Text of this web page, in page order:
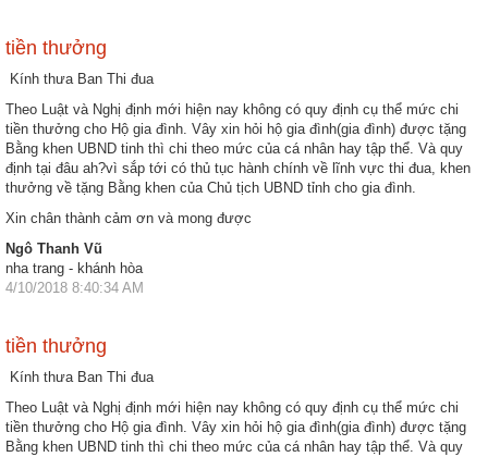
tiền thưởng
Kính thưa Ban Thi đua
Theo Luật và Nghị định mới hiện nay không có quy định cụ thể mức chi
tiền thưởng cho Hộ gia đình. Vây xin hỏi hộ gia đình(gia đình) được tặng
Bằng khen UBND tinh thì chi theo mức của cá nhân hay tập thể. Và quy
định tại đâu ah?vì sắp tới có thủ tục hành chính về lĩnh vực thi đua, khen
thưởng về tặng Bằng khen của Chủ tịch UBND tỉnh cho gia đình.
Xin chân thành cảm ơn và mong được
Ngô Thanh Vũ
nha trang - khánh hòa
4/10/2018 8:40:34 AM
tiền thưởng
Kính thưa Ban Thi đua
Theo Luật và Nghị định mới hiện nay không có quy định cụ thể mức chi
tiền thưởng cho Hộ gia đình. Vây xin hỏi hộ gia đình(gia đình) được tặng
Bằng khen UBND tinh thì chi theo mức của cá nhân hay tập thể. Và quy